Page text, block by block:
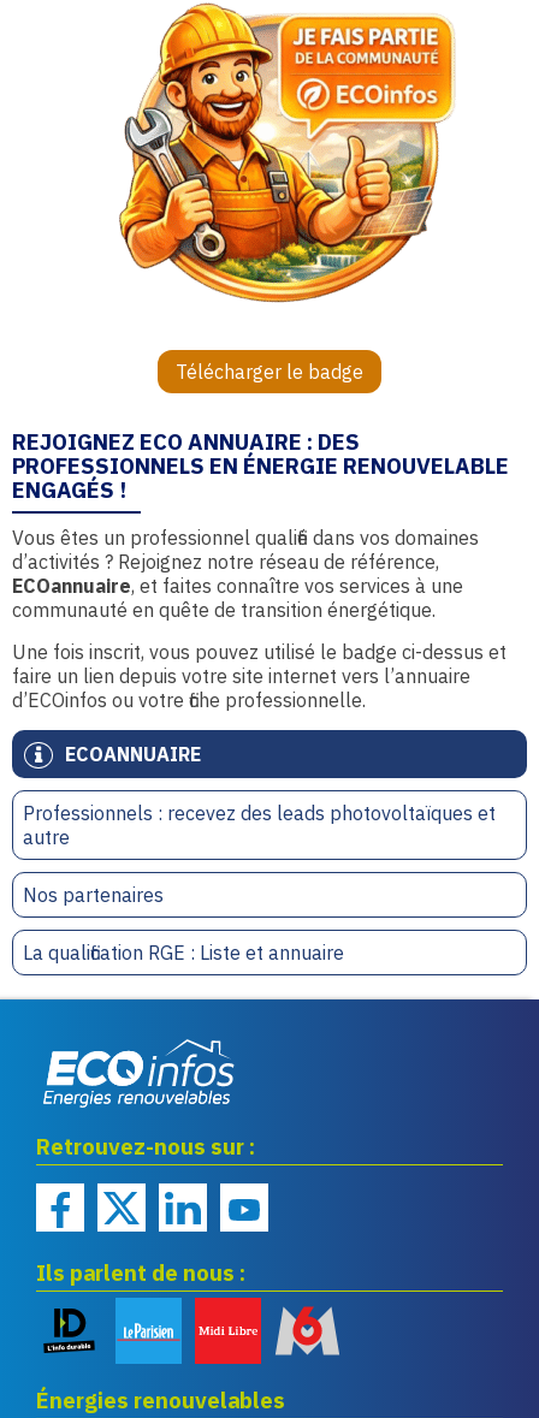
ECOANNUAIRE
Professionnels : recevez des leads photovoltaïques et
autre
Nos partenaires
La qualification RGE : Liste et annuaire
Télécharger le badge
REJOIGNEZ ECO ANNUAIRE : DES
PROFESSIONNELS EN ÉNERGIE RENOUVELABLE
ENGAGÉS !
Vous êtes un professionnel qualifié dans vos domaines
d’activités ? Rejoignez notre réseau de référence,
ECOannuaire, et faites connaître vos services à une
communauté en quête de transition énergétique.
Une fois inscrit, vous pouvez utilisé le badge ci-dessus et
faire un lien depuis votre site internet vers l’annuaire
d’ECOinfos ou votre fiche professionnelle.
renouvelables
Retrouvez-nous sur :
Ils parlent de nous :
Énergies renouvelables